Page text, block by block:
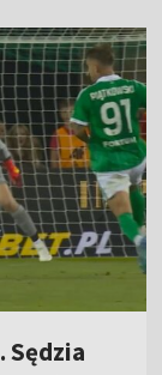
Sędzia